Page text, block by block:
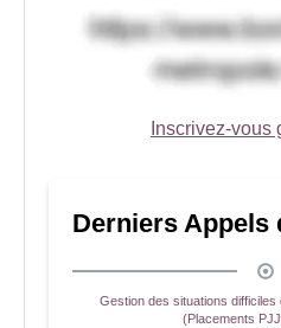
Inscrivez-vous
Derniers Appels
Gestion des situations difficiles
(Placements